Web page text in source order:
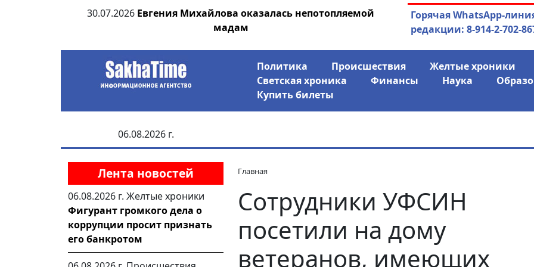
30.07.2026 Евгения Михайлова оказалась непотопляемой
мадам
05.08.2026У зампрокурора
Горячая WhatsApp-
редакции: 8-914-2-702-
Политика Происшествия Желтые хроники
Светская хроника
Финансы Наука
Купить билеты
06.08.2026 г.
Лента новостей
06.08.2026 г. Желтые хроники
Фигурант громкого дела о
коррупции просит признать
его банкротом
Главная
Сотрудники УФСИН
посетили на дому
ветеранов, имеющих